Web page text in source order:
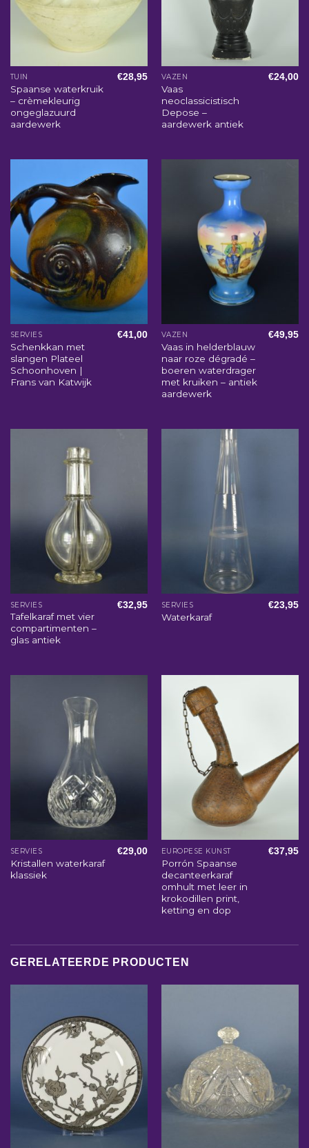
TUIN
Spaanse waterkruik
– crèmekleurig
ongeglazuurd
aardewerk
€28,95 VAZEN
Vaas
neoclassicistisch
Depose –
aardewerk antiek
€24,00
SERVIES
Schenkkan met
slangen Plateel
Schoonhoven |
Frans van Katwijk
€41,00 VAZEN
Vaas in helderblauw
naar roze dégradé –
boeren waterdrager
met kruiken – antiek
aardewerk
€49,95
SERVIES
Tafelkaraf met vier
compartimenten –
glas antiek
€32,95 SERVIES
Waterkaraf
€23,95
SERVIES
Kristallen waterkaraf
klassiek
€29,00 EUROPESE KUNST
Porrón Spaanse
decanteerkaraf
omhult met leer in
krokodillen print,
ketting en dop
€37,95
GERELATEERDE PRODUCTEN